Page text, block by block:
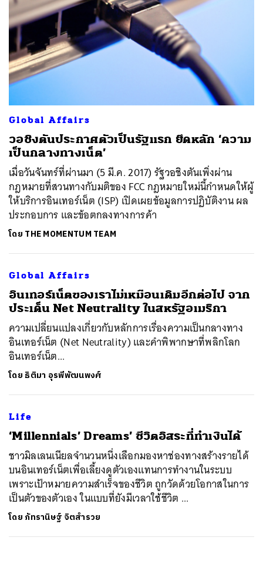
Global Affairs
วอชิงตันประกาศตัวเป็นรัฐแรก ยึดหลัก ‘ความ
เป็นกลางทางเน็ต’
เมื่อวันจันทร์ที่ผ่านมา (5 มี.ค. 2017) รัฐวอชิงตันเพิ่งผ่าน
กฎหมายที่สวนทางกับมติของ FCC กฎหมายใหม่นี้กำหนดให้ผู้
ให้บริการอินเทอร์เน็ต (ISP) เปิดเผยข้อมูลการปฏิบัติงาน ผล
ประกอบการ และข้อตกลงทางการค้า
โดย THE MOMENTUM TEAM
Global Affairs
​อินเทอร์เน็ตของเราไม่เหมือนเดิมอีกต่อไป จาก
ประเด็น Net Neutrality ในสหรัฐอเมริกา
ความเปลี่ยนแปลงเกี่ยวกับหลักการเรื่องความเป็นกลางทาง
อินเทอร์เน็ต (Net Neutrality) และคำพิพากษาที่พลิกโลก
อินเทอร์เน็ต...
โดย ธิติมา อุรพีพัฒนพงศ์
Life
‘Millennials’ Dreams’ ชีวิตอิสระที่ทำเงินได้
ชาวมิลเลนเนียลจำนวนหนึ่งเลือกมองหาช่องทางสร้างรายได้
บนอินเทอร์เน็ตเพื่อเลี้ยงดูตัวเองแทนการทำงานในระบบ
เพราะเป้าหมายความสำเร็จของชีวิต ถูกวัดด้วยโอกาสในการ
เป็นตัวของตัวเอง ในแบบที่ยังมีเวลาใช้ชีวิต ...
โดย ภัทรานิษฐ์ จิตสำรวย